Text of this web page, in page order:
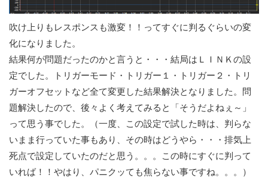
吹け上りもレスポンスも激変！！ってすぐに判るぐらいの変
化になりました。
結果何が問題だったのかと言うと・・・結局はＬＩＮＫの設
定でした。トリガーモード・トリガー１・トリガー２・トリ
ガーオフセットなど全て変更した結果解決となりました。問
題解決したので、後々よく考えてみると「そうだよねぇ～」
って思う事でした。（一度、この設定で試した時は、判らな
いまま行っていた事もあり、その時はどうやら・・・排気上
死点で設定していたのだと思う。。。この時にすぐに判って
いれば！！やはり、パニクッても焦らない事ですね。。。）